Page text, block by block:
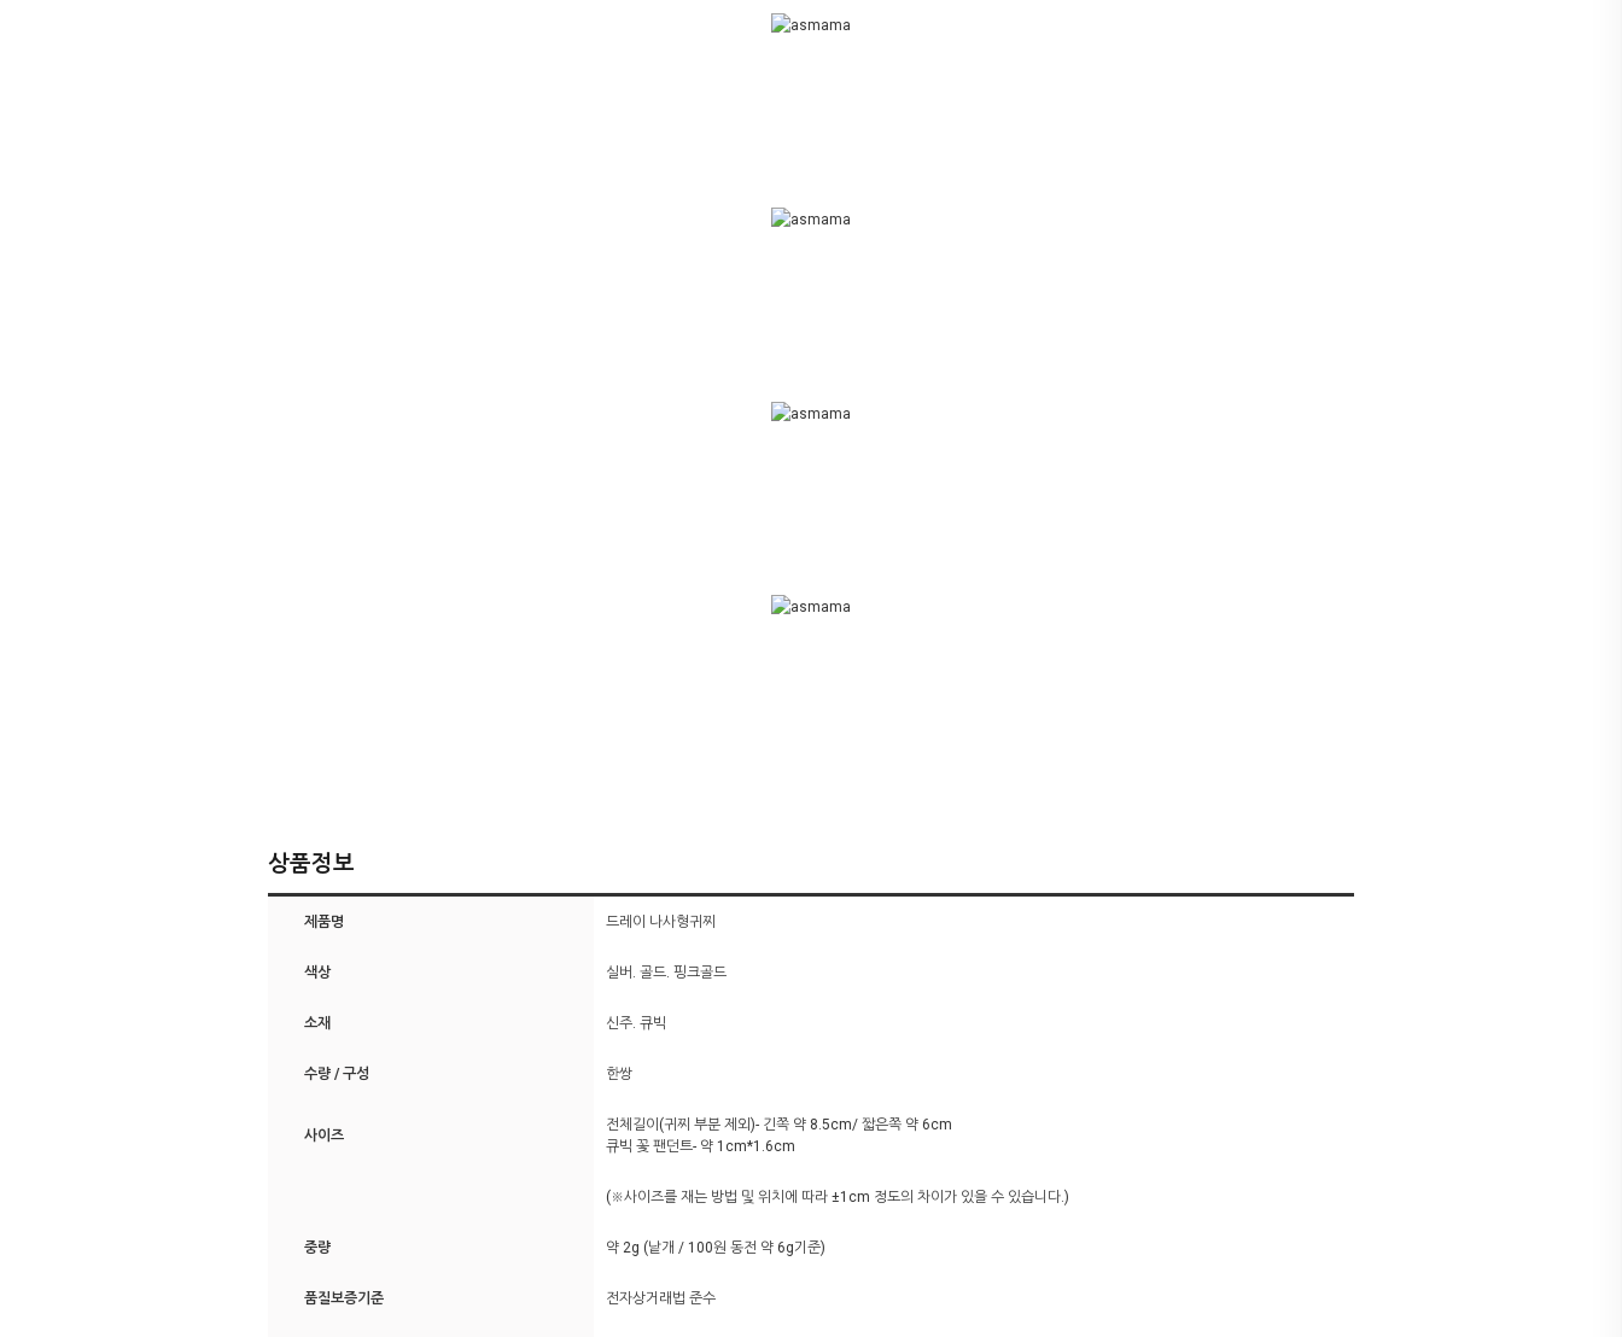
상품정보
제품명 드레이 나사형귀찌
색상 실버. 골드. 핑크골드
소재 신주. 큐빅
수량 / 구성 한쌍
사이즈
전체길이(귀찌 부분 제외)- 긴쪽 약 8.5cm/ 짧은쪽 약 6cm
큐빅 꽃 팬던트- 약 1cm*1.6cm
(※사이즈를 재는 방법 및 위치에 따라 ±1cm 정도의 차이가 있을 수 있습니다.)
중량 약 2g (낱개 / 100원 동전 약 6g기준)
품질보증기준 전자상거래법 준수